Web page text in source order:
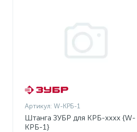
Артикул: W-КРБ-1
Штанга ЗУБР для КРБ-хххх {W-
КРБ-1}